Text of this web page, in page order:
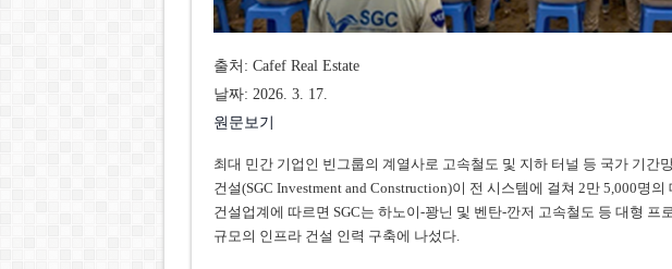
출처: Cafef Real Estate
날짜: 2026. 3. 17.
원문보기
최대 민간 기업인 빈그룹의 계열사로 고속철도 및 지하 터널 등 국가 기간
건설(SGC Investment and Construction)이 전 시스템에 걸쳐 2만 5,000명
건설업계에 따르면 SGC는 하노이-꽝닌 및 벤탄-깐저 고속철도 등 대형 프
규모의 인프라 건설 인력 구축에 나섰다.